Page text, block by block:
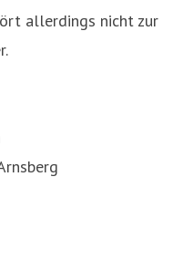
allerdings nicht zur